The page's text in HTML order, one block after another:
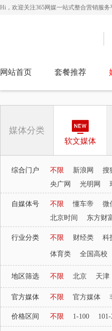
Hi，欢迎关注365网媒一站式整合营销服务
网站首页 套餐推荐
媒体分类
软文媒体
综合门户 不限 新浪网 搜
央广网
光明网
自媒体号 不限 懂车帝 微
北京时间
东方财
行业分类 不限 财经类 科
体育类 全国高校
地区筛选 不限 北京 天津
官方媒体 不限 官方媒体
价格区间 不限 1-100